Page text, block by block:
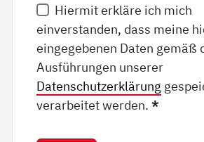
Hiermit erkläre ich mich
einverstanden, dass meine
eingegebenen Daten gemäß
Ausführungen unserer
Datenschutzerklärung
verarbeitet werden.*